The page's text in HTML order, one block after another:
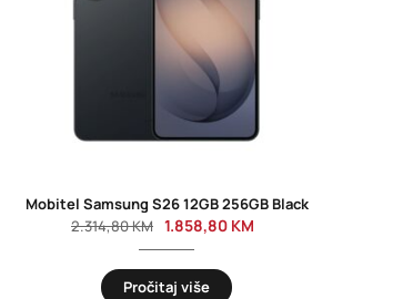
Mobitel Samsung S26 12GB 256GB Black
2.314,80KM 1.858,80 KM
Pročitaj više